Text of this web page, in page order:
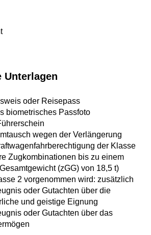
Unterlagen
oder Reisepass
biometrisches Passfoto
wegen der Verlängerung
der Klasse
Zugkombinationen bis zu einem
(zGG) von 18,5 t)
2 vorgenommen wird: zusätzlich
oder Gutachten über die
und geistige Eignung
oder Gutachten über das